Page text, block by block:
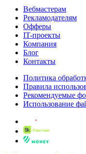
Вебмастерам
Рекламодателям
Офферы
IT-проекты
Компания
Блог
Контакты
Политика
Правила
Рекомендуемые
Использование